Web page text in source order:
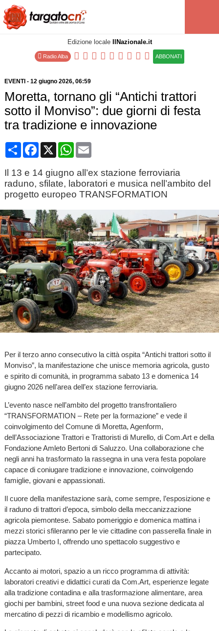
Edizione locale IlNazionale.it
Radio Alba ABBONATI
EVENTI - 12 giugno 2026, 06:59
Moretta, tornano gli “Antichi trattori
sotto il Monviso”: due giorni di festa
tra tradizione e innovazione
CondividiFacebook
X WhatsApp
Email
Il 13 e 14 giugno all’ex stazione ferroviaria
raduno, sfilate, laboratori e musica nell’ambito del
progetto europeo TRANSFORMATION
Per il terzo anno consecutivo la città ospita “Antichi trattori sotto il
Monviso”, la manifestazione che unisce memoria agricola, gusto
e spirito di comunità, in programma sabato 13 e domenica 14
giugno 2026 nell’area dell’ex stazione ferroviaria.
L’evento nasce nell’ambito del progetto transfrontaliero
“TRANSFORMATION – Rete per la formazione” e vede il
coinvolgimento del Comune di Moretta, Agenform,
dell’Associazione Trattori e Trattoristi di Murello, di Com.Art e della
Fondazione Amleto Bertoni di Saluzzo. Una collaborazione che
negli anni ha trasformato la rassegna in una vera festa popolare
capace di coniugare tradizione e innovazione, coinvolgendo
famiglie, giovani e appassionati.
Il cuore della manifestazione sarà, come sempre, l’esposizione e
il raduno di trattori d’epoca, simbolo della meccanizzazione
agricola piemontese. Sabato pomeriggio e domenica mattina i
mezzi storici sfileranno per le vie cittadine con passerella finale in
piazza Umberto I, offrendo uno spettacolo suggestivo e
partecipato.
Accanto ai motori, spazio a un ricco programma di attività:
laboratori creativi e didattici curati da Com.Art, esperienze legate
alla tradizione contadina e alla trasformazione alimentare, area
giochi per bambini, street food e una nuova sezione dedicata al
mercatino di pezzi di ricambio e modellismo agricolo.